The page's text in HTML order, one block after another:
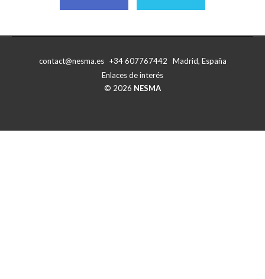
Compartir
Compartir
contact@nesma.es +34 607767442 Madrid, España
Enlaces de interés
© 2026 NESMA